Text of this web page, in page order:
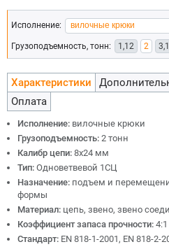
Исполнение:
Грузоподъемность, тонн: 1,12 2
Характеристики
Оплата
Исполнение: вилочные крюки
Грузоподъемность: 2 тонн
Калибр цепи: 8х24 мм
Тип: Одноветвевой 1СЦ
Назначение: подъем и
формы
Материал: цепь, звено, звено
Коэффициент запаса прочности: 4:1
Стандарт: EN 818-1-2001, EN 818-2-